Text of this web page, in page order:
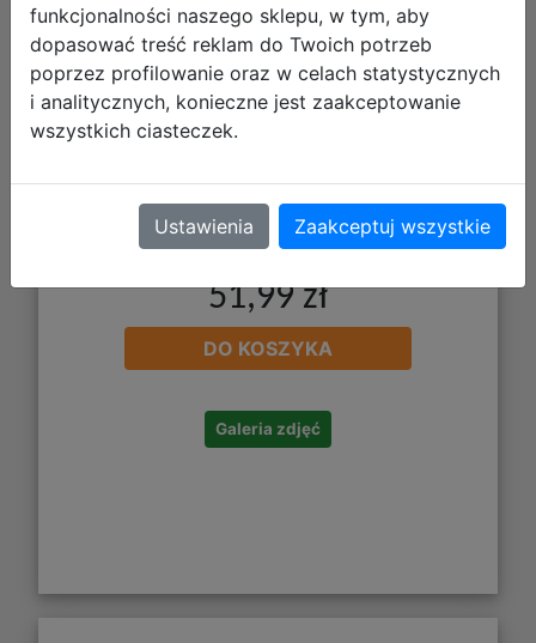
51,99 zł
DO KOSZYKA
Galeria zdjęć
funkcjonalności naszego sklepu, w tym, aby
dopasować treść reklam do Twoich potrzeb
poprzez profilowanie oraz w celach statystycznych
i analitycznych, konieczne jest zaakceptowanie
wszystkich ciasteczek.
Ustawienia Zaakceptuj wszystkie